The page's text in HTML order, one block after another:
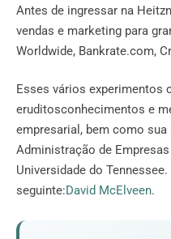
Antes de ingressar na
vendas e marketing para
Worldwide, Bankrate.com,
Esses vários experimentos
eruditosconhecimentos e
empresarial, bem como
Administração de
Universidade do
seguinte:David McElveen.